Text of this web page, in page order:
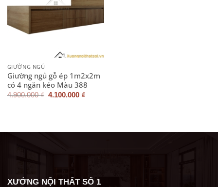
GIƯỜNG NGỦ
Giường ngủ gỗ ép 1m2x2m
có 4 ngăn kéo Màu 388
4.900.000₫ Giá
4.100.000 ₫
XƯỞNG NỘI THẤT SỐ 1